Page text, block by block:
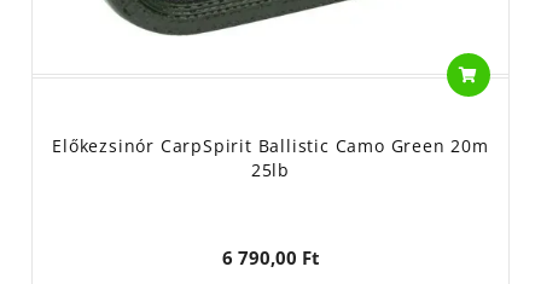
Előkezsinór CarpSpirit Ballistic Camo Green 20m
25lb
6 790,00 Ft